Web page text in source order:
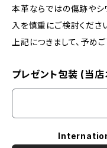
本革ならではの傷跡やシ
入を慎重にご検討くださ
上記につきまして、予め
プレゼント包装 (当